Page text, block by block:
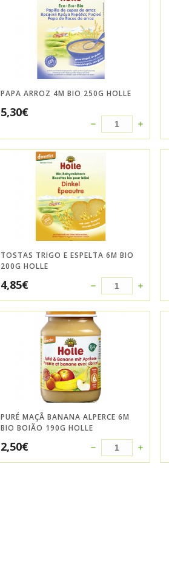
PAPA ARROZ 4M BIO 250G HOLLE
5,30€
TOSTAS TRIGO E ESPELTA 6M BIO
200G HOLLE
4,85€
PURÉ MAÇÃ BANANA ALPERCE 6M
BIO BOIÃO 190G HOLLE
2,50€